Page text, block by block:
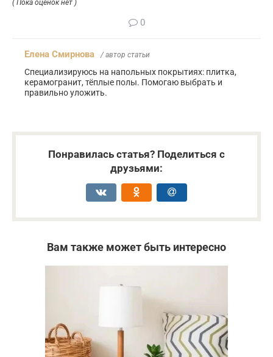
( Пока оценок нет )
0
Елена Смирнова / автор статьи
Специализируюсь на напольных покрытиях: плитка,
керамогранит, тёплые полы. Помогаю выбрать и
правильно уложить.
Понравилась статья? Поделиться с
друзьями:
Вам также может быть интересно